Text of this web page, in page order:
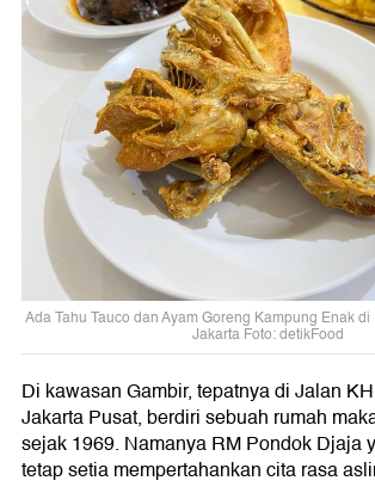
Ada Tahu Tauco dan Ayam Goreng Kampung Enak
Jakarta Foto: detikFood
Di kawasan Gambir, tepatnya di Jalan
Jakarta Pusat, berdiri sebuah rumah
sejak 1969. Namanya RM Pondok Djaja
tetap setia mempertahankan cita rasa